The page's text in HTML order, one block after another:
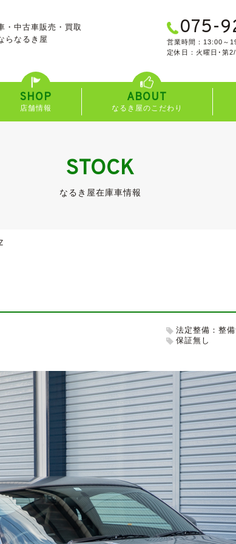
・中古車販売・買取
ら なるき屋
075-
営業時間：13:00～
定休日：火曜日･第
SHOP
店舗情報
ABOUT
なるき屋のこだわり
STOCK
なるき屋在庫車情報
法定整備：整
保証無し